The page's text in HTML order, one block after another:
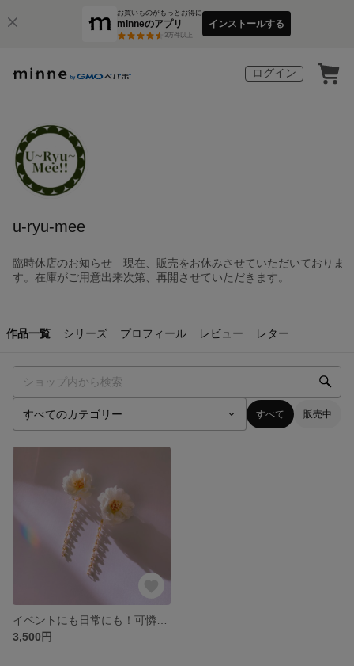
お買いものがもっとお得に
minneのアプリ
3万件以上
インストールする
ログイン
u-ryu-mee
臨時休店のお知らせ 現在、販売をお休みさせていただいておりま
す。在庫がご用意出来次第、再開させていただきます。
作品一覧 シリーズ プロフィール レビュー レター
すべて 販売中
3,500円